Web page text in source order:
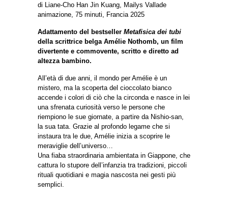
di Liane-Cho Han Jin Kuang, Mailys Vallade
animazione, 75 minuti, Francia 2025
Adattamento del bestseller Metafisica dei tubi
della scrittrice belga Amélie Nothomb, un film
divertente e commovente, scritto e diretto ad
altezza bambino.
All’età di due anni, il mondo per Amélie è un
mistero, ma la scoperta del cioccolato bianco
accende i colori di ciò che la circonda e nasce in lei
una sfrenata curiosità verso le persone che
riempiono le sue giornate, a partire da Nishio-san,
la sua tata. Grazie al profondo legame che si
instaura tra le due, Amélie inizia a scoprire le
meraviglie dell’universo…
Una fiaba straordinaria ambientata in Giappone, che
cattura lo stupore dell’infanzia tra tradizioni, piccoli
rituali quotidiani e magia nascosta nei gesti più
semplici.